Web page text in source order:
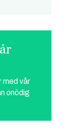
med vår
onödig